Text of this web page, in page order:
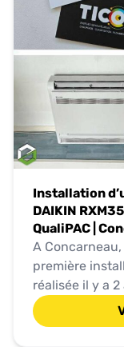
Installation
DAIKIN
QualiPAC |
A
première
réalisée il y a